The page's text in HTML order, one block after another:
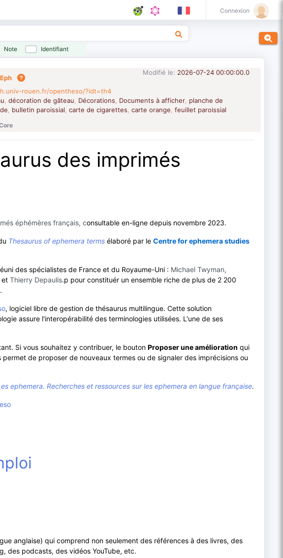
Connexion
Note Identifiant
Modifié le: 2026-07-24 00:00:00.0
rouen.fr/opentheso/?idt=th4
décoration de gâteau Décorations Documents à afficher, planche de
bulletin paroissial carte de cigarettes carte orange feuillet paroissial
des imprimés
éphémères français, consultable en-ligne depuis novembre 2023.
Thesaurus of ephemera termsélaboré par le Centre for ephemera studies
des spécialistes de France et du Royaume-Uni : Michael Twyman,
et Thierry Depaulis.p pour constituér un ensemble riche de plus de 2 200
, logiciel libre de gestion de thésaurus multilingue. Cette solution
assure l'interopérabilité des terminologies utilisées. L'une de ses
Si vous souhaitez y contribuer, le bouton Proposer une amélioration qui
de proposer de nouveaux termes ou de signaler des imprécisions ou
ephemera. Recherches et ressources sur les ephemera en langue française.
anglaise) qui comprend non seulement des références à des livres, des
des podcasts, des vidéos YouTube, etc.